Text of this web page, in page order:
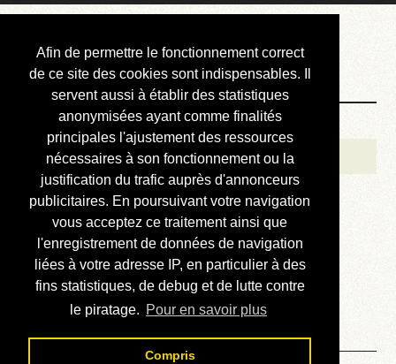
Afin de permettre le fonctionnement correct
de ce site des cookies sont indispensables. Il
servent aussi à établir des statistiques
anonymisées ayant comme finalités
principales l'ajustement des ressources
nécessaires à son fonctionnement ou la
justification du trafic auprès d'annonceurs
publicitaires. En poursuivant votre navigation
vous acceptez ce traitement ainsi que
l'enregistrement de données de navigation
liées à votre adresse IP, en particulier à des
fins statistiques, de debug et de lutte contre
le piratage. Pour en savoir plus
Compris
Courbis, « LE »
Blog Officiel
Bienvenue
Réalisations
Divers (et d’été)
Annonces
Liens externes
Téléchargement
Contact